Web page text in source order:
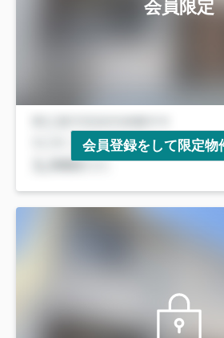
会員限定
会員登録をして限定物